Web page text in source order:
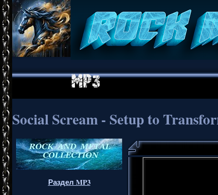
Social Scream - Setup to
Раздел MP3